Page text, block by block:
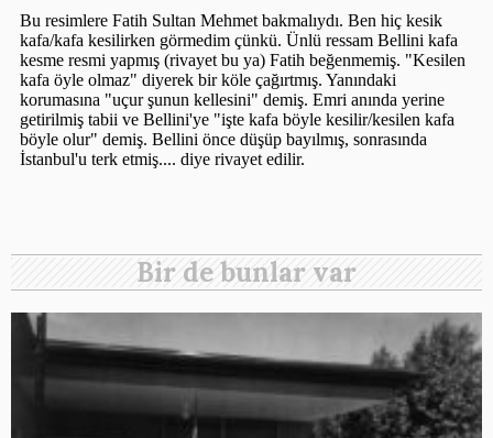
Bir de bunlar var